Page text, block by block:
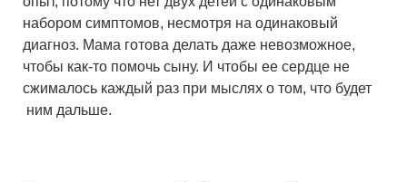
набором симптомов, несмотря на одинаковый
диагноз. Мама готова делать даже невозможное,
чтобы как-то помочь сыну. И чтобы ее сердце не
сжималось каждый раз при мыслях о том, что будет
ним дальше.